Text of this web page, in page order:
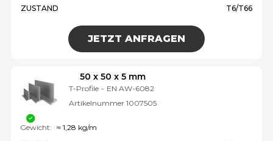
ZUSTAND
T6/T66
JETZT ANFRAGEN
50 x 50 x 5 mm
T-Profile - EN AW-6082
Artikelnummer 1007505
Gewicht: ≈ 1,28 kg/m